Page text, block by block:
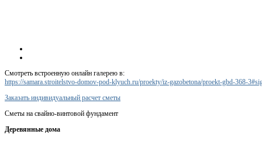
Смотреть встроенную онлайн галерею в:
https://samara.stroitelstvo-domov-pod-klyuch.ru/proekty/iz-gazobetona/proekt-gbd-368-
Заказать индивидуальный расчет сметы
Сметы на свайно-винтовой фундамент
Деревянные дома